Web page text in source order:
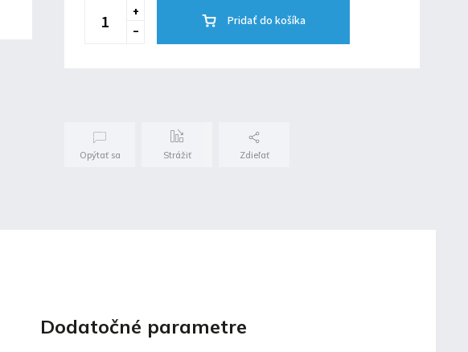
Pridať do košíka
Opýtať sa Strážiť Zdieľať
Dodatočné parametre